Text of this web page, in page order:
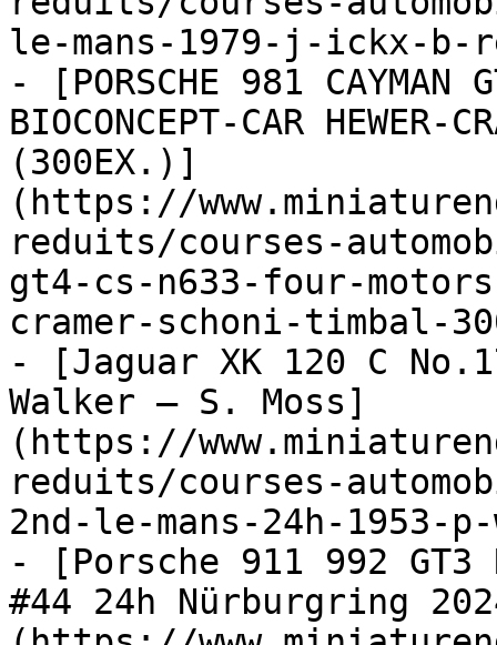
le-mans-1979-j-ickx-b-
- [PORSCHE 981 CAYMAN
BIOCONCEPT-CAR HEWER-
(300EX.)]
(https://
reduits/courses-
gt4-cs-n633-four-
cramer-schoni-timbal-
- [Jaguar XK 120 C
Walker – S. Moss]
(https://
reduits/courses-
2nd-le-mans-24h-1953-
- [Porsche 911 992 GT3
#44 24h Nürburgring